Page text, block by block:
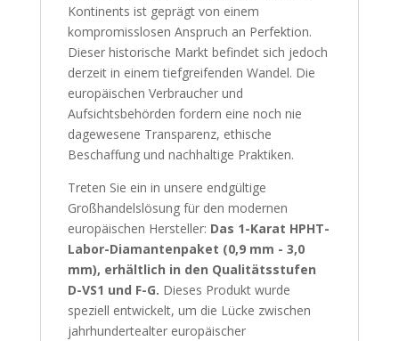
Kontinents ist geprägt von einem
kompromisslosen Anspruch an Perfektion.
Dieser historische Markt befindet sich jedoch
derzeit in einem tiefgreifenden Wandel. Die
europäischen Verbraucher und
Aufsichtsbehörden fordern eine noch nie
dagewesene Transparenz, ethische
Beschaffung und nachhaltige Praktiken.
Treten Sie ein in unsere endgültige
Großhandelslösung für den modernen
europäischen Hersteller: Das 1-Karat HPHT-
Labor-Diamantenpaket (0,9 mm - 3,0
mm), erhältlich in den Qualitätsstufen
D-VS1 und F-G. Dieses Produkt wurde
speziell entwickelt, um die Lücke zwischen
jahrhundertealter europäischer